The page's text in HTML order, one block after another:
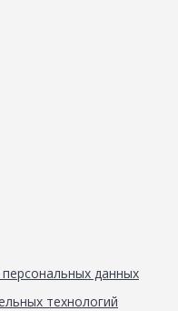
данных
технологий